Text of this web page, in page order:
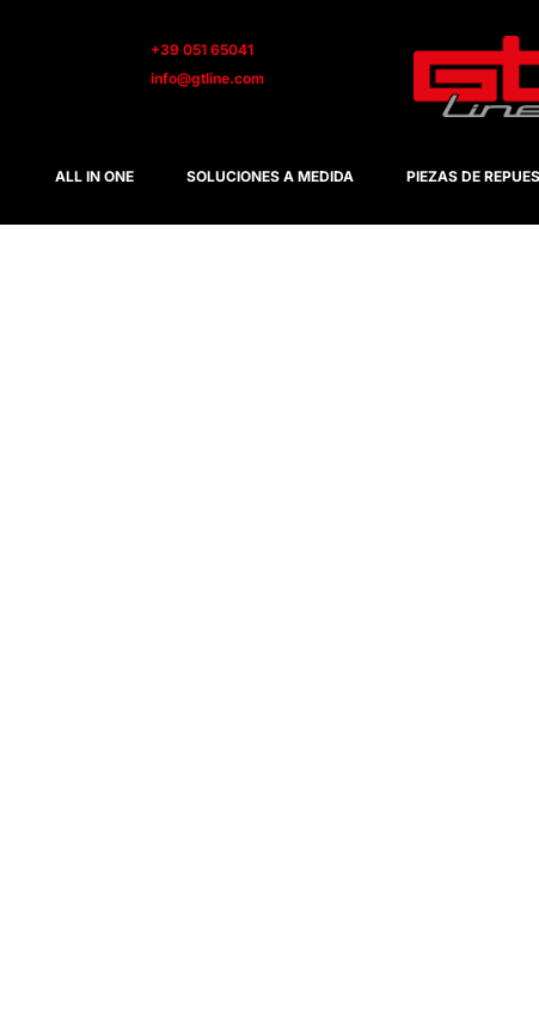
+39 051 65041
info@gtline.com
ALL IN ONE SOLUCIONES A MEDIDA PIEZAS DE